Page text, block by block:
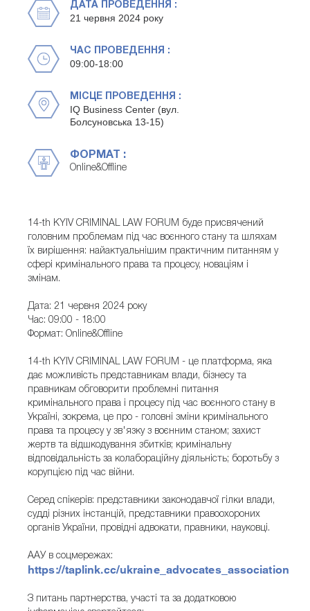
ДАТА ПРОВЕДЕННЯ :
21 червня 2024 року
ЧАС ПРОВЕДЕННЯ :
09:00-18:00
МІСЦЕ ПРОВЕДЕННЯ :
IQ Business Center (вул.
Болсуновська 13-15)
ФОРМАТ :
Online&Offline
14-th KYIV CRIMINAL LAW FORUM буде присвячений
головним проблемам під час воєнного стану та шляхам
їх вирішення: найактуальнішим практичним питанням у
сфері кримінального права та процесу, новаціям і
змінам.
Дата: 21 червня 2024 року
Час: 09:00 - 18:00
Формат: Online&Offline
14-th KYIV CRIMINAL LAW FORUM - це платформа, яка
дає можливість представникам влади, бізнесу та
правникам обговорити проблемні питання
кримінального права і процесу під час воєнного стану в
Україні, зокрема, це про - головні зміни кримінального
права та процесу у зв'язку з воєнним станом; захист
жертв та відшкодування збитків; кримінальну
відповідальність за колабораційну діяльність; боротьбу з
корупцією під час війни.
Серед спікерів: представники законодавчої гілки влади,
судді різних інстанцій, представники правоохороних
органів України, провідні адвокати, правники, науковці.
ААУ в соцмережах:
https://taplink.cc/ukraine_advocates_association
З питань партнерства, участі та за додатковою